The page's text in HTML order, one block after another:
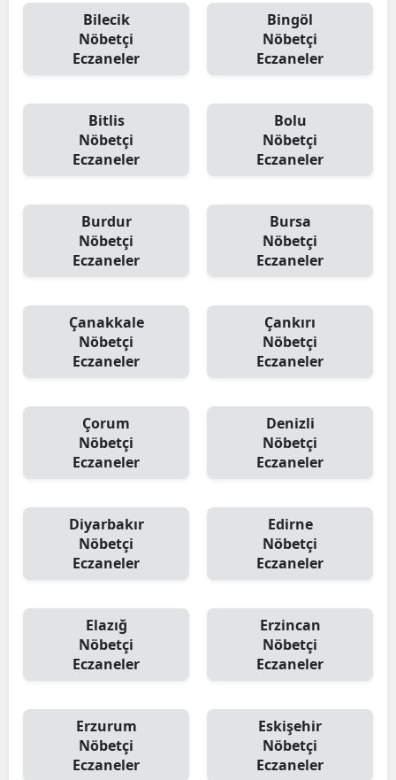
Bilecik
Nöbetçi
Eczaneler
Bingöl
Nöbetçi
Eczaneler
Bitlis
Nöbetçi
Eczaneler
Bolu
Nöbetçi
Eczaneler
Burdur
Nöbetçi
Eczaneler
Bursa
Nöbetçi
Eczaneler
Çanakkale
Nöbetçi
Eczaneler
Çankırı
Nöbetçi
Eczaneler
Çorum
Nöbetçi
Eczaneler
Denizli
Nöbetçi
Eczaneler
Diyarbakır
Nöbetçi
Eczaneler
Edirne
Nöbetçi
Eczaneler
Elazığ
Nöbetçi
Eczaneler
Erzincan
Nöbetçi
Eczaneler
Erzurum
Nöbetçi
Eczaneler
Eskişehir
Nöbetçi
Eczaneler